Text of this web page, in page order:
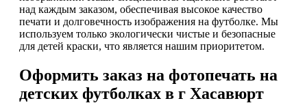
над каждым заказом, обеспечивая высокое качество
печати и долговечность изображения на футболке. Мы
используем только экологически чистые и безопасные
для детей краски, что является нашим приоритетом.
Оформить заказ на фотопечать на
детских футболках в г Хасавюрт